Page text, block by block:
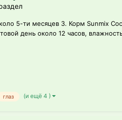
5-ти месяцев 3. Корм Sunmix
день около 12 часов,
глаз (и ещё 4 )